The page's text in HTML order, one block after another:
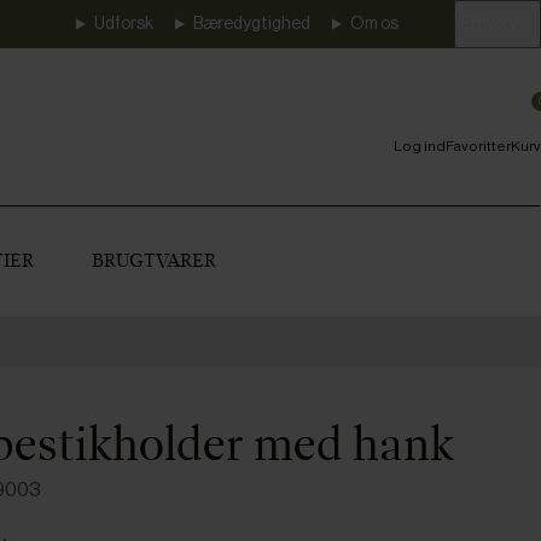
Udforsk Bæredygtighed Om os
Log indFavoritterKurv
BRUGTVARER
med hank